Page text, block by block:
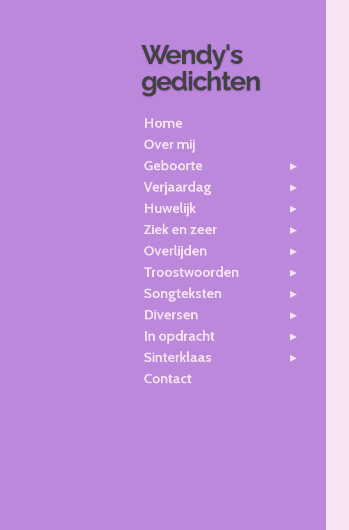
Wendy's
gedichten
Home
Over mij
Geboorte
Verjaardag
Huwelijk
Ziek en zeer
Overlijden
Troostwoorden
Songteksten
Diversen
In opdracht
Sinterklaas
Contact